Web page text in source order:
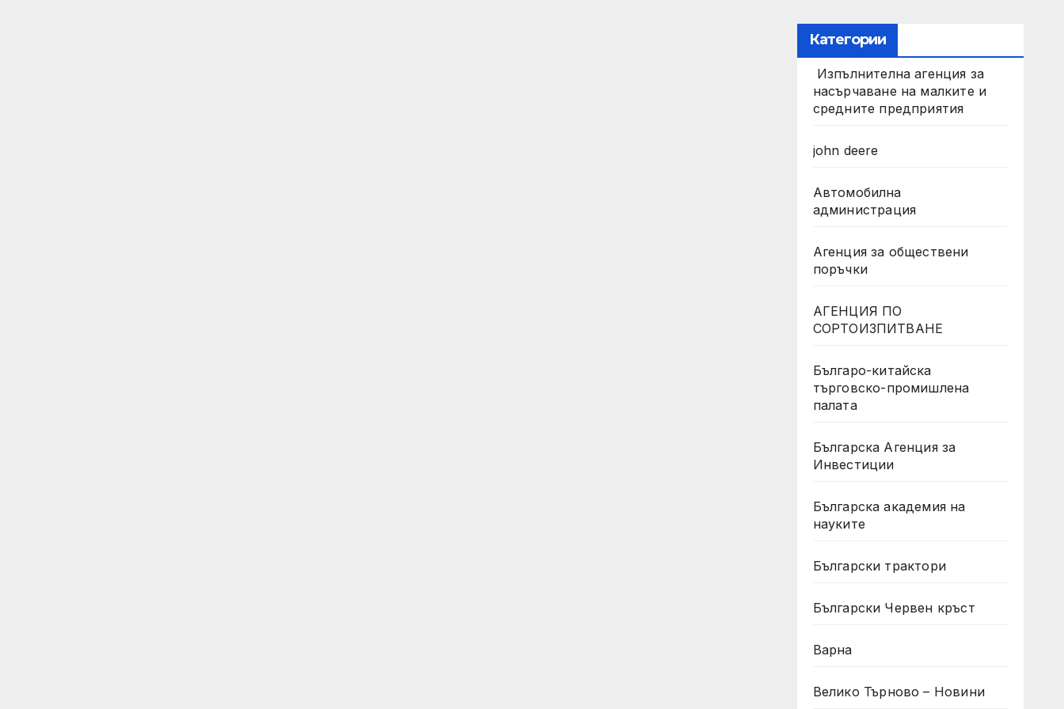
Категории
Изпълнителна агенция за
насърчаване на малките и
средните предприятия
john deere
Автомобилна
администрация
Агенция за обществени
поръчки
АГЕНЦИЯ ПО
СОРТОИЗПИТВАНЕ
Българо-китайска
търговско-промишлена
палата
Българска Агенция за
Инвестиции
Българска академия на
науките
Български трактори
Български Червен кръст
Варна
Велико Търново – Новини